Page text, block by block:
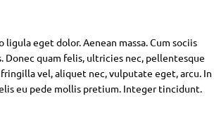
eget dolor. Aenean massa. Cum sociis
quam felis, ultricies nec, pellentesque
vel, aliquet nec, vulputate eget, arcu. In
eu pede mollis pretium. Integer tincidunt.